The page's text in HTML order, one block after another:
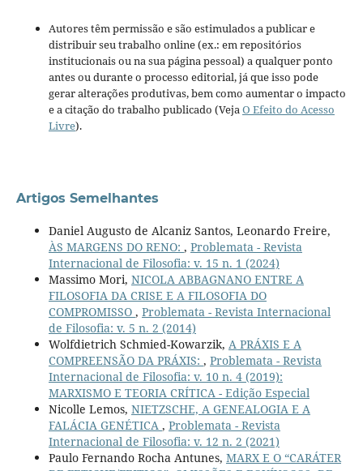
Autores têm permissão e são estimulados a publicar e
distribuir seu trabalho online (ex.: em repositórios
institucionais ou na sua página pessoal) a qualquer ponto
antes ou durante o processo editorial, já que isso pode
gerar alterações produtivas, bem como aumentar o impacto
e a citação do trabalho publicado (VejaO Efeito do Acesso
Livre).
Artigos Semelhantes
Daniel Augusto de Alcaniz Santos, Leonardo Freire,
ÀS MARGENS DO RENO: , Problemata - Revista
Internacional de Filosofia: v. 15 n. 1 (2024)
Massimo Mori, NICOLA ABBAGNANO ENTRE A
FILOSOFIA DA CRISE E A FILOSOFIA DO
COMPROMISSO , Problemata - Revista Internacional
de Filosofia: v. 5 n. 2 (2014)
Wolfdietrich Schmied-Kowarzik, A PRÁXIS E A
COMPREENSÃO DA PRÁXIS: , Problemata - Revista
Internacional de Filosofia: v. 10 n. 4 (2019):
MARXISMO E TEORIA CRÍTICA - Edição Especial
Nicolle Lemos, NIETZSCHE, A GENEALOGIA E A
FALÁCIA GENÉTICA , Problemata - Revista
Internacional de Filosofia: v. 12 n. 2 (2021)
Paulo Fernando Rocha Antunes, MARX E O “CARÁTER